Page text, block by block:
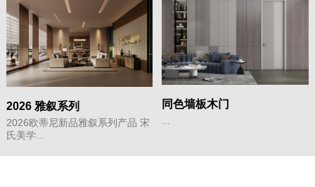
2026 雅叙系列
2026欧蒂尼新品雅叙系列产品 宋
氏美学...
同色墙板木门
...